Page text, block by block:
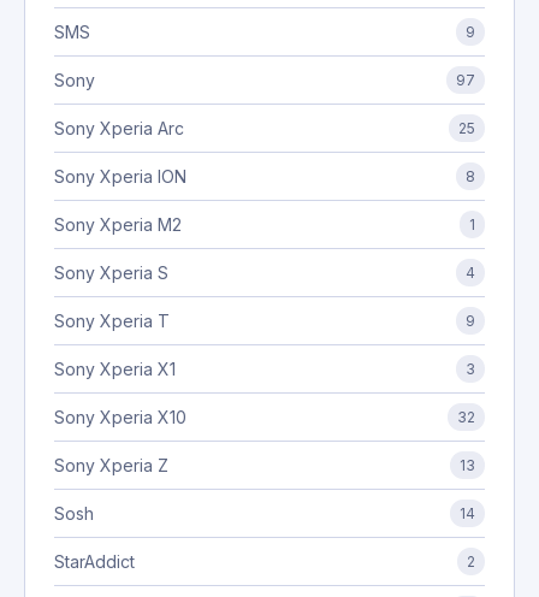
SMS 9
Sony 97
Sony Xperia Arc 25
Sony Xperia ION 8
Sony Xperia M2 1
Sony Xperia S 4
Sony Xperia T 9
Sony Xperia X1 3
Sony Xperia X10 32
Sony Xperia Z 13
Sosh 14
StarAddict 2